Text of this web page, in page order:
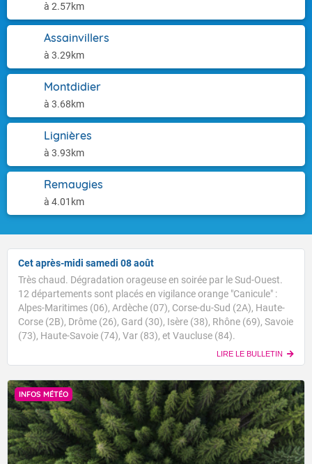
à 2.57km
Assainvillers
à 3.29km
Montdidier
à 3.68km
Lignières
à 3.93km
Remaugies
à 4.01km
Cet après-midi samedi 08 août
Très chaud. Dégradation orageuse en soirée par le Sud-Ouest.
12 départements sont placés en vigilance orange "Canicule" :
Alpes-Maritimes (06), Ardèche (07), Corse-du-Sud (2A), Haute-
Corse (2B), Drôme (26), Gard (30), Isère (38), Rhône (69), Savoie
(73), Haute-Savoie (74), Var (83), et Vaucluse (84).
LIRE LE BULLETIN
INFOS MÉTÉO